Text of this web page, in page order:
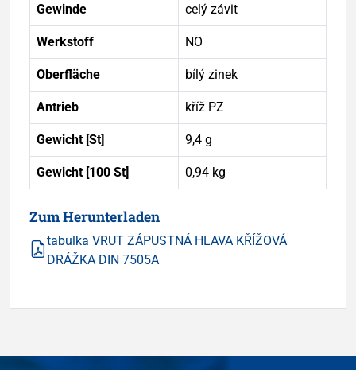
Gewinde celý závit
Werkstoff NO
Oberfläche bílý zinek
Antrieb kříž PZ
Gewicht [St] 9,4 g
Gewicht [100 St] 0,94 kg
Zum Herunterladen
tabulka VRUT ZÁPUSTNÁ HLAVA KŘÍŽOVÁ
DRÁŽKA DIN 7505A